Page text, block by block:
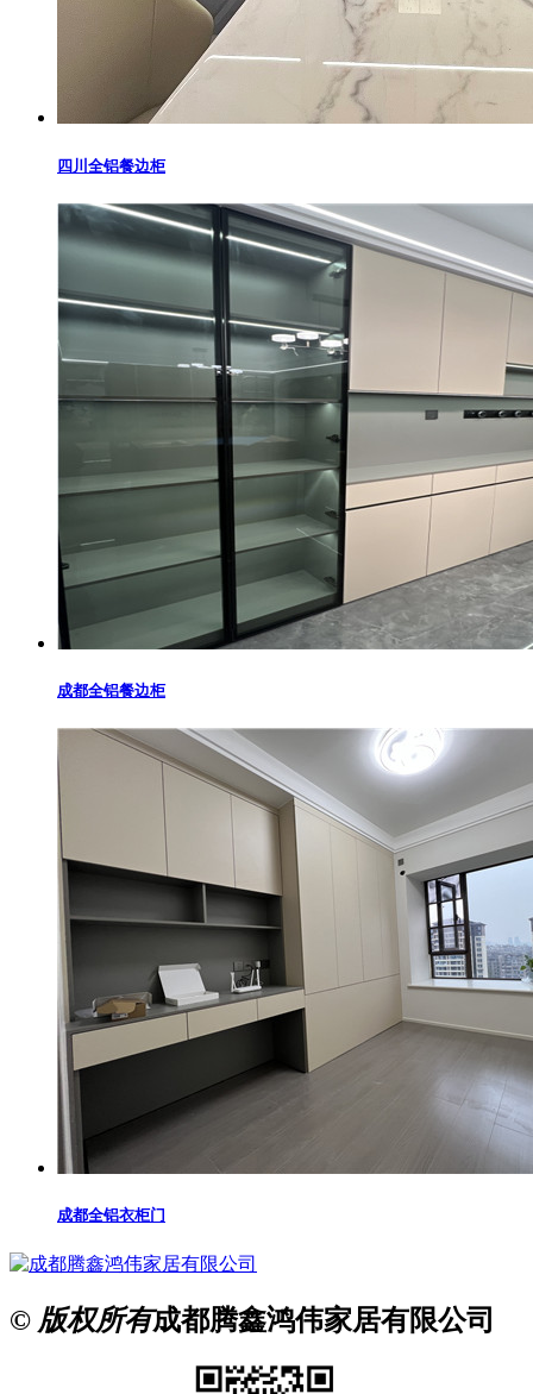
四川全铝餐边柜
成都全铝餐边柜
成都全铝衣柜门
© 版权所有成都腾鑫鸿伟家居有限公司